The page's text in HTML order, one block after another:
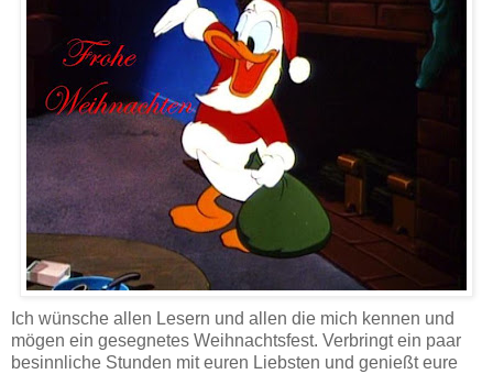
Ich wünsche allen Lesern und allen die mich kennen und
mögen ein gesegnetes Weihnachtsfest. Verbringt ein paar
besinnliche Stunden mit euren Liebsten und genießt eure